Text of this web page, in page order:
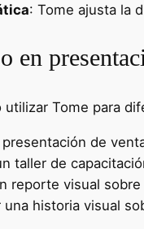
: Tome ajusta la
en
Tome para
presentación de
taller de
reporte visual
una historia visual